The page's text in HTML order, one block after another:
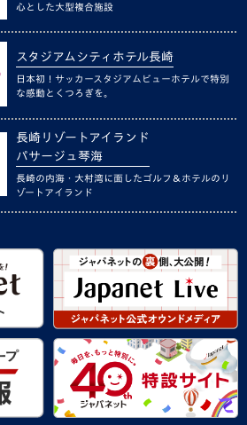
心とした大型複合施設
スタジアムシティホテル長崎
日本初！サッカースタジアムビューホテルで特別
な感動とくつろぎを。
長崎リゾートアイランド
パサージュ琴海
長崎の内海・大村湾に面したゴルフ＆ホテルのリ
ゾートアイランド